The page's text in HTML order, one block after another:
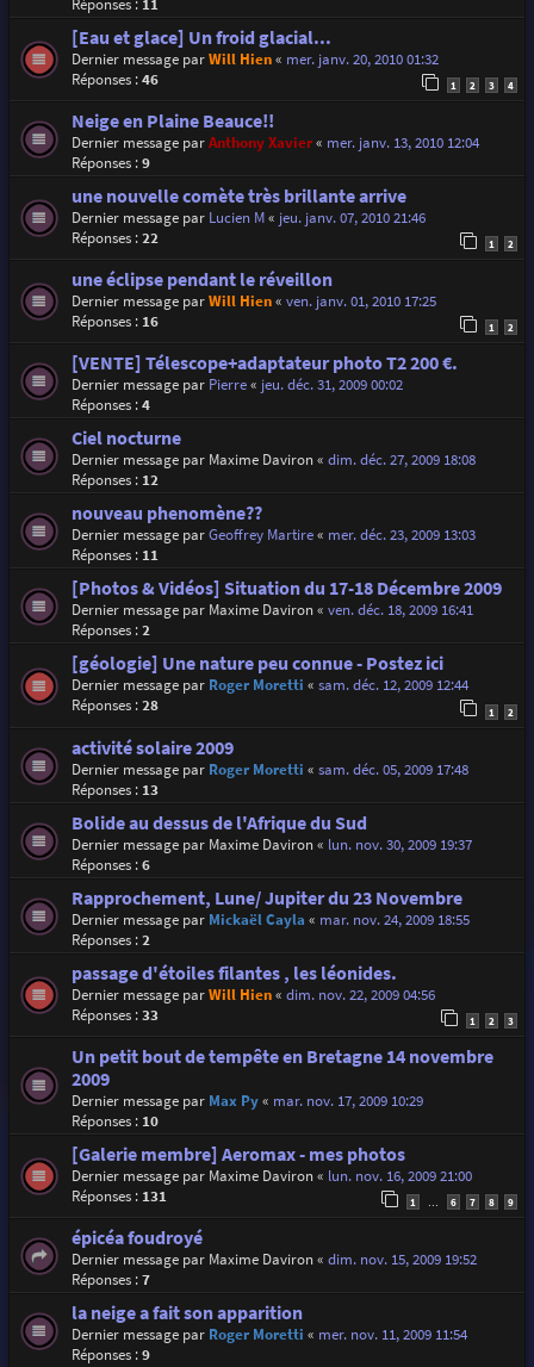
[Eau et glace] Un froid glacial...
Dernier message parWill Hien« mer. janv. 20, 2010 01:32
Réponses :46 1 2 3 4
Neige en Plaine Beauce!!
Dernier message parAnthony Xavier« mer. janv. 13, 2010 12:04
Réponses :9
une nouvelle comète très brillante arrive
Dernier message par Lucien M« jeu. janv. 07, 2010 21:46
Réponses :22 1 2
une éclipse pendant le réveillon
Dernier message parWill Hien« ven. janv. 01, 2010 17:25
Réponses : 16 1 2
[VENTE] Télescope+adaptateur photo T2 200 €.
Dernier message par Pierre« jeu. déc. 31, 2009 00:02
Réponses :4
Ciel nocturne
Dernier message par Maxime Daviron« dim. déc. 27, 2009 18:08
Réponses : 12
nouveau phenomène??
Dernier message parGeoffrey Martire« mer. déc. 23, 2009 13:03
Réponses : 11
[Photos & Vidéos] Situation du 17-18 Décembre 2009
Dernier message par Maxime Daviron« ven. déc. 18, 2009 16:41
Réponses :2
[géologie] Une nature peu connue - Postez ici
Dernier message par Roger Moretti « sam. déc. 12, 2009 12:44
Réponses :28 1 2
activité solaire 2009
Dernier message par Roger Moretti « sam. déc. 05, 2009 17:48
Réponses : 13
Bolide au dessus de l'Afrique du Sud
Dernier message par Maxime Daviron« lun. nov. 30, 2009 19:37
Réponses :6
Rapprochement, Lune/ Jupiter du 23 Novembre
Dernier message par Mickaël Cayla « mar. nov. 24, 2009 18:55
Réponses :2
passage d'étoiles filantes , les léonides.
Dernier message parWill Hien« dim. nov. 22, 2009 04:56
Réponses :33 1 2 3
Un petit bout de tempête en Bretagne 14 novembre
2009
Dernier message par Max Py« mar. nov. 17, 2009 10:29
Réponses : 10
[Galerie membre] Aeromax - mes photos
Dernier message par Maxime Daviron« lun. nov. 16, 2009 21:00
Réponses : 131 1 … 6 7 8 9
épicéa foudroyé
Dernier message par Maxime Daviron« dim. nov. 15, 2009 19:52
Réponses :7
la neige a fait son apparition
Dernier message par Roger Moretti « mer. nov. 11, 2009 11:54
Réponses :9